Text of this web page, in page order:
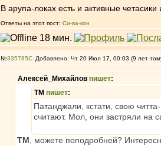
В арупа-локах есть и активные
Ответы на этот пост: Си-ва-кон
№335785 Добавлено: Чт 20 Июл 17, 00:03 (9 лет
Алексей_Михайлов пишет:
ТМ пишет:
Патанджали, кстати, свою
считают. Мол, они застряли на
ТМ , можете поподробней?